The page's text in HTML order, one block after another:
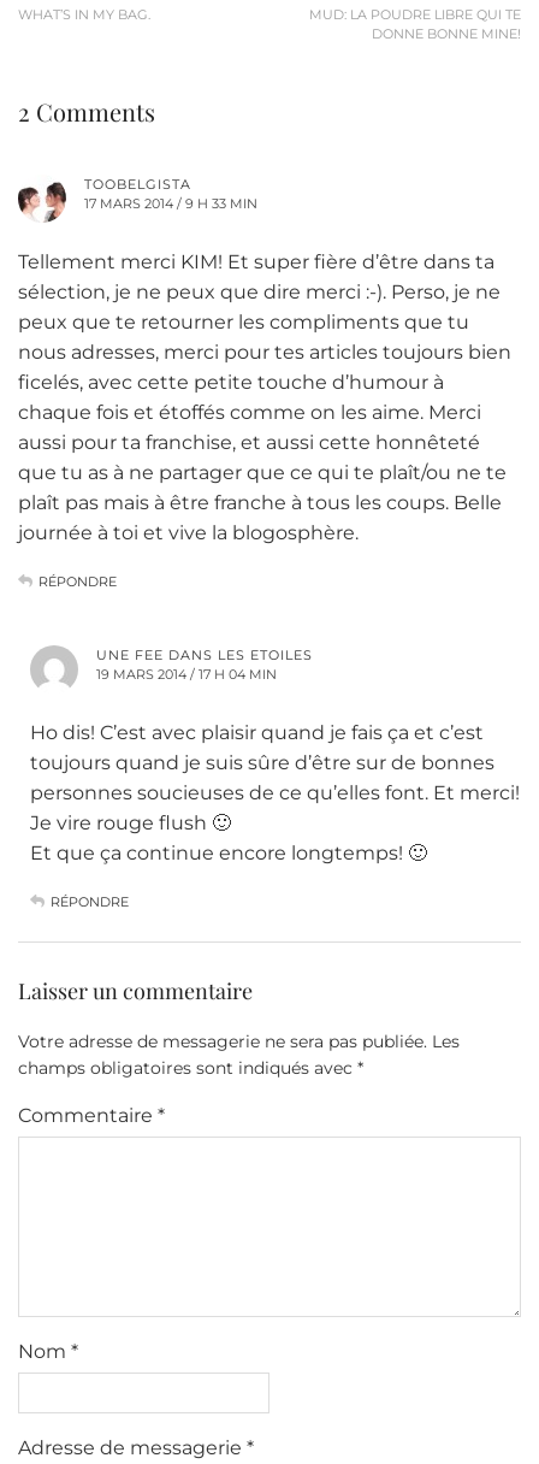
WHAT’S IN MY BAG.
MUD: LA POUDRE LIBRE QUI TE
DONNE BONNE MINE!
2 Comments
TOOBELGISTA
17 MARS 2014 / 9 H 33 MIN
Tellement merci KIM! Et super fière d’être dans ta
sélection, je ne peux que dire merci :-). Perso, je ne
peux que te retourner les compliments que tu
nous adresses, merci pour tes articles toujours bien
ficelés, avec cette petite touche d’humour à
chaque fois et étoffés comme on les aime. Merci
aussi pour ta franchise, et aussi cette honnêteté
que tu as à ne partager que ce qui te plaît/ou ne te
plaît pas mais à être franche à tous les coups. Belle
journée à toi et vive la blogosphère.
RÉPONDRE
UNE FEE DANS LES ETOILES
19 MARS 2014 / 17 H 04 MIN
Ho dis! C’est avec plaisir quand je fais ça et c’est
toujours quand je suis sûre d’être sur de bonnes
personnes soucieuses de ce qu’elles font. Et merci!
Je vire rouge flush 🙂
Et que ça continue encore longtemps! 🙂
RÉPONDRE
Laisser un commentaire
Votre adresse de messagerie ne sera pas publiée. Les
champs obligatoires sont indiqués avec *
Commentaire *
Nom *
Adresse de messagerie *